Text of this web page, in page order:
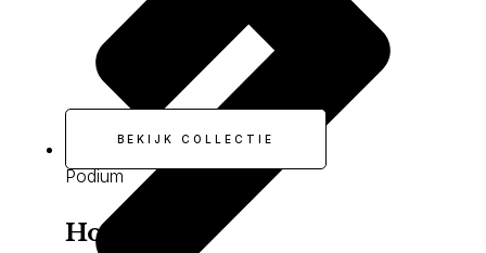
Podium
BEKIJK COLLECTIE
Hoogpolig